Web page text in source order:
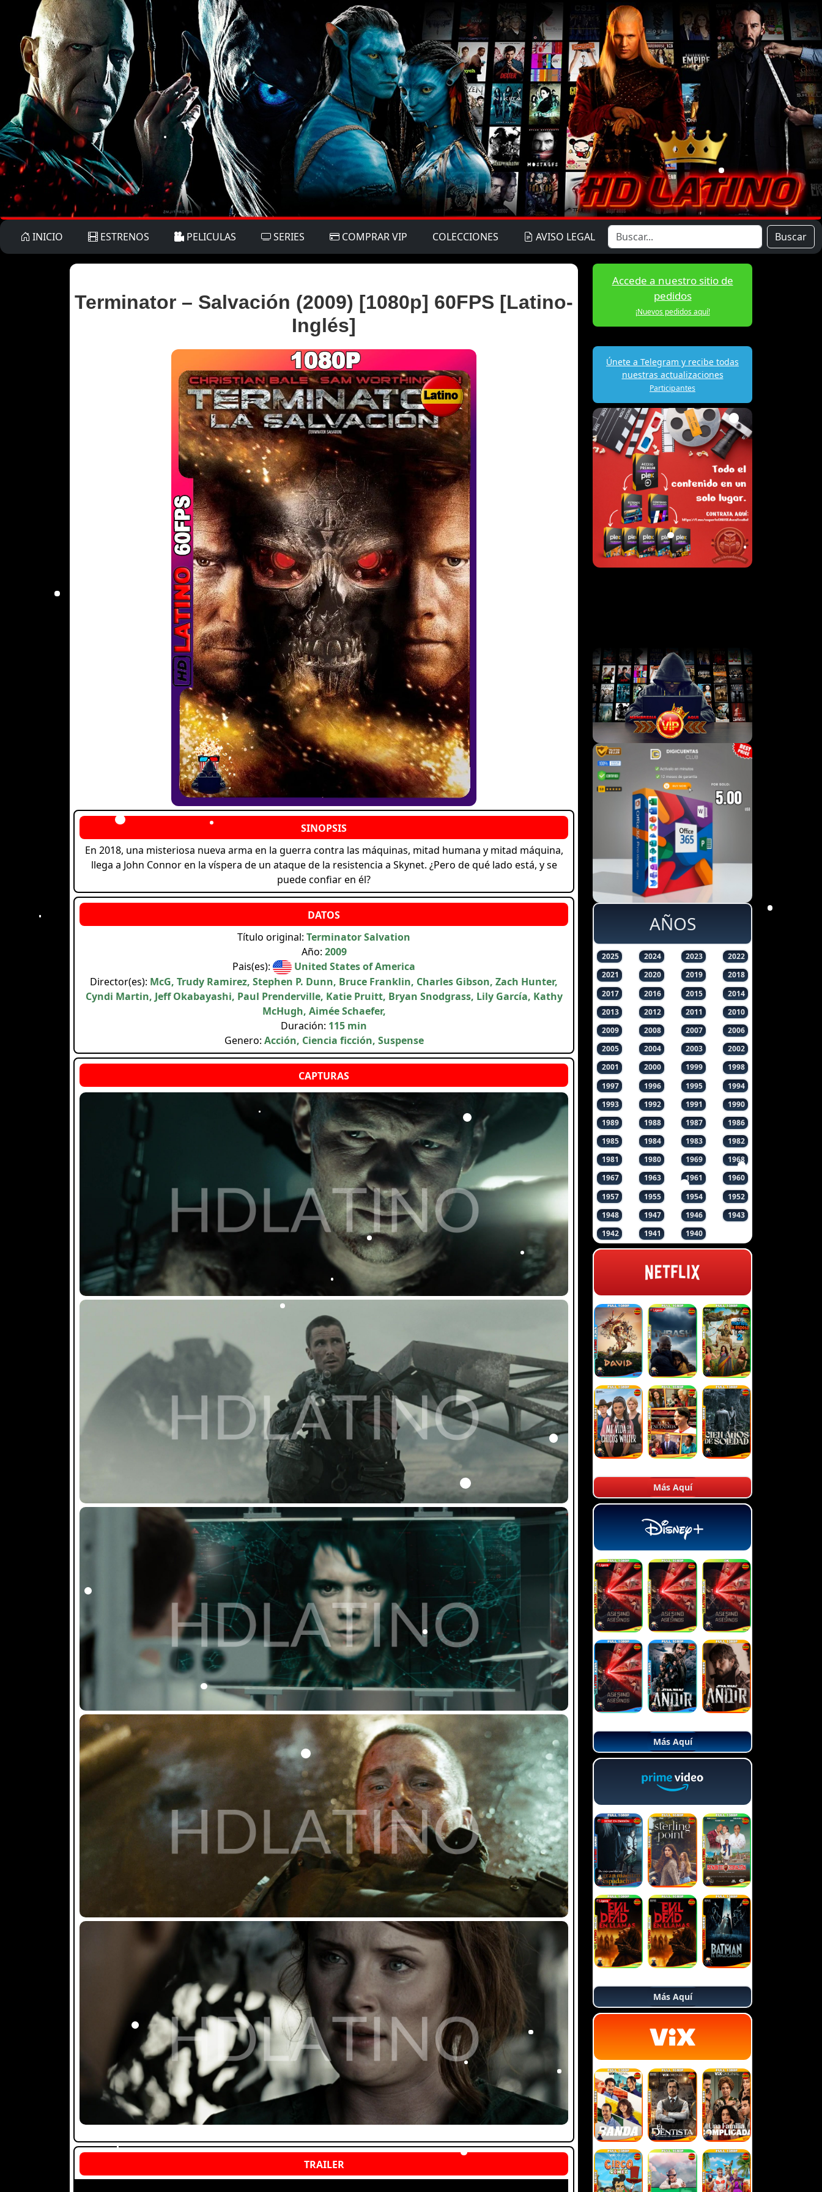
INICIO ESTRENOS PELICULAS SERIES COMPRAR VIP COLECCIONES AVISO LEGAL Buscar
Terminator – Salvación (2009) [1080p] 60FPS [Latino-
Inglés]
En 2018, una misteriosa nueva arma en la guerra contra las máquinas, mitad humana y mitad máquina,
llega a John Connor en la víspera de un ataque de la resistencia a Skynet. ¿Pero de qué lado está, y se
puede confiar en él?
Título original: Terminator Salvation
Año: 2009
Pais(es):
United States of America
Director(es): McG, Trudy Ramirez, Stephen P. Dunn, Bruce Franklin, Charles Gibson, Zach Hunter,
Cyndi Martin, Jeff Okabayashi, Paul Prenderville, Katie Pruitt, Bryan Snodgrass, Lily García, Kathy
McHugh, Aimée Schaefer,
Duración: 115 min
Genero: Acción, Ciencia ficción, Suspense
Accede a nuestro sitio de
pedidos
¡Nuevos pedidos aquí!
Únete a Telegram y recibe todas
nuestras actualizaciones
Participantes
AÑOS
2025 2024 2023
2022
2021
2020 2019
2018
2017
2016 2015
2014
2013
2012 2011
2010
2009
2008 2007
2006
2005
2004 2003
2002
2001
2000 1999
1998
1997
1996 1995
1994
1993
1992 1991
1990
1989
1988 1987
1986
1985
1984 1983
1982
1981
1980 1969
1968
1967
1963 1961
1960
1957
1955 1954
1952
1948
1947 1946
1943
1942
1941 1940
Más Aquí
Más Aquí
Más Aquí